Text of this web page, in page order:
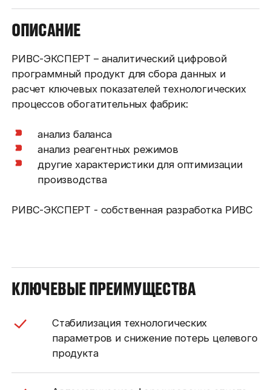
ОПИСАНИЕ
РИВС-ЭКСПЕРТ – аналитический цифровой
программный продукт для сбора данных и
расчет ключевых показателей технологических
процессов обогатительных фабрик:
анализ баланса
анализ реагентных режимов
другие характеристики для оптимизации
производства
РИВС-ЭКСПЕРТ - собственная разработка РИВС
КЛЮЧЕВЫЕ ПРЕИМУЩЕСТВА
Стабилизация технологических
параметров и снижение потерь целевого
продукта